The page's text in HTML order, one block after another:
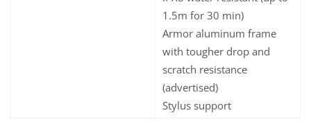
1.5m for 30 min)
Armor aluminum frame
with tougher drop and
scratch resistance
(advertised)
Stylus support